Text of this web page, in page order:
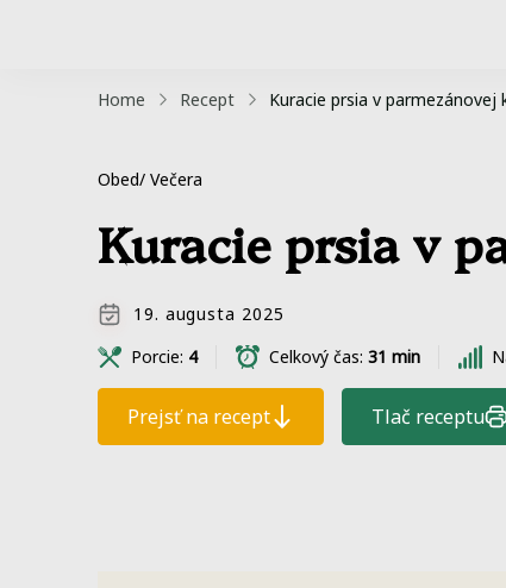
Home Recept Kuracie prsia v
Obed/ Večera
Kuracie prsia v
19. augusta 2025
Porcie: 4 Celkový čas: 31 min
Prejsť na recept Tlač receptu